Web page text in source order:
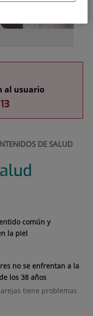
al usuario
DE SALUD
común y
la piel
no se enfrentan a la
los 38 años
tiene problemas